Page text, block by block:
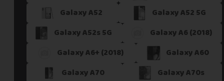
Galaxy A52
Galaxy A52 5G
Galaxy A52s 5G
Galaxy A6 (2018)
Galaxy A6+ (2018)
Galaxy A60
Galaxy A70
Galaxy A70s